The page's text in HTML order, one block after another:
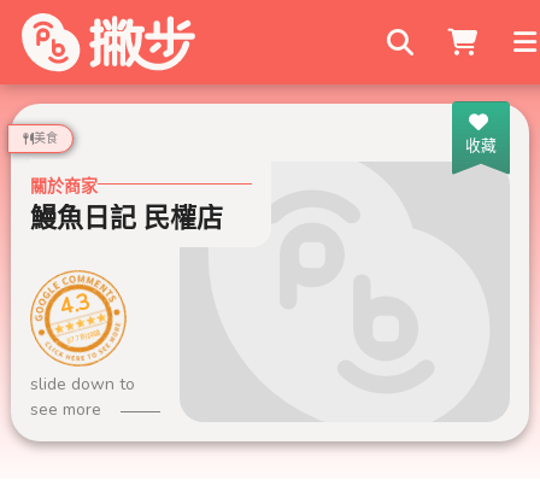
搜尋商家
收藏
美食
關於商家
鰻魚日記 民權店
4.3
877 則評論
slide down to
see more